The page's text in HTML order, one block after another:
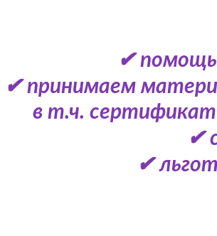
✔ помощь
✔ принимаем
в т.ч. сертификат
✔
✔